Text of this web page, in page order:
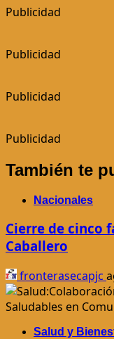
Publicidad
Publicidad
Publicidad
Publicidad
También te
Nacionales
Cierre de cinco
Caballero
fronterasecapjc
Salud y